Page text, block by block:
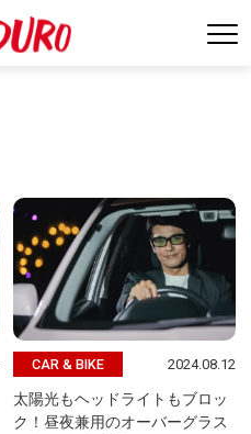
CAR & BIKE 2024.08.12
太陽光もヘッドライトもブロッ
ク！昼夜兼用のオーバーグラス